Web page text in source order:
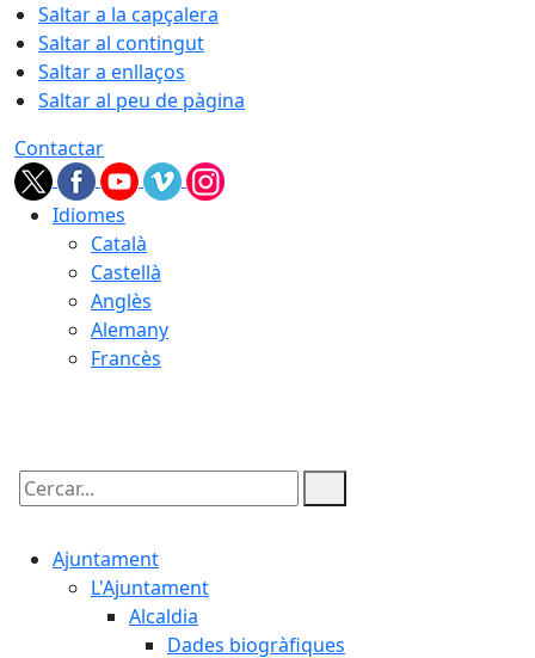
Saltar a la capçalera
Saltar al contingut
Saltar a enllaços
Saltar al peu de pàgina
Contactar
Idiomes
Català
Castellà
Anglès
Alemany
Francès
Cercar:
Ajuntament
L'Ajuntament
Alcaldia
Dades biogràfiques